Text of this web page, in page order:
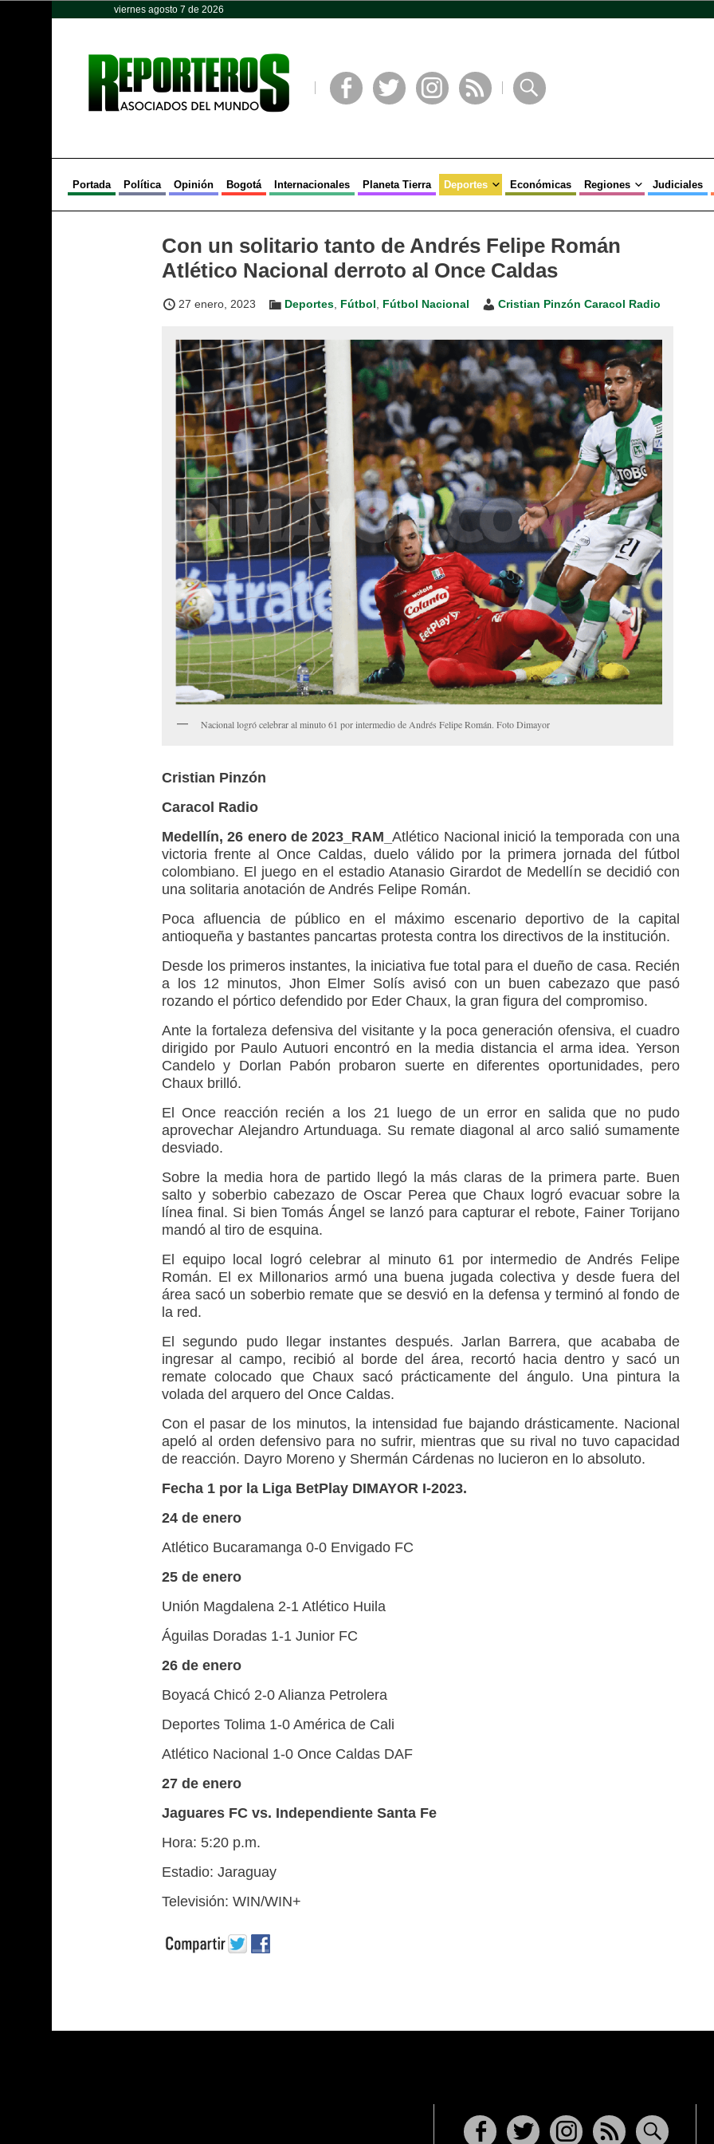
viernes agosto 7 de 2026
Portada Política Opinión Bogotá Internacionales Planeta Tierra Deportes Económicas Regiones Judiciales
Con un solitario tanto de Andrés Felipe Román
Atlético Nacional derroto al Once Caldas
27 enero, 2023 Deportes Fútbol Fútbol Nacional Cristian Pinzón Caracol Radio
Nacional logró celebrar al minuto 61 por intermedio de Andrés Felipe Román. Foto Dimayor
Cristian Pinzón
Caracol Radio
Medellín, 26 enero de 2023_RAM_Atlético Nacional inició la temporada con una
victoria frente al Once Caldas, duelo válido por la primera jornada del fútbol
colombiano. El juego en el estadio Atanasio Girardot de Medellín se decidió con
una solitaria anotación de Andrés Felipe Román.
Poca afluencia de público en el máximo escenario deportivo de la capital
antioqueña y bastantes pancartas protesta contra los directivos de la institución.
Desde los primeros instantes, la iniciativa fue total para el dueño de casa. Recién
a los 12 minutos, Jhon Elmer Solís avisó con un buen cabezazo que pasó
rozando el pórtico defendido por Eder Chaux, la gran figura del compromiso.
Ante la fortaleza defensiva del visitante y la poca generación ofensiva, el cuadro
dirigido por Paulo Autuori encontró en la media distancia el arma idea. Yerson
Candelo y Dorlan Pabón probaron suerte en diferentes oportunidades, pero
Chaux brilló.
El Once reacción recién a los 21 luego de un error en salida que no pudo
aprovechar Alejandro Artunduaga. Su remate diagonal al arco salió sumamente
desviado.
Sobre la media hora de partido llegó la más claras de la primera parte. Buen
salto y soberbio cabezazo de Oscar Perea que Chaux logró evacuar sobre la
línea final. Si bien Tomás Ángel se lanzó para capturar el rebote, Fainer Torijano
mandó al tiro de esquina.
El equipo local logró celebrar al minuto 61 por intermedio de Andrés Felipe
Román. El ex Millonarios armó una buena jugada colectiva y desde fuera del
área sacó un soberbio remate que se desvió en la defensa y terminó al fondo de
la red.
El segundo pudo llegar instantes después. Jarlan Barrera, que acababa de
ingresar al campo, recibió al borde del área, recortó hacia dentro y sacó un
remate colocado que Chaux sacó prácticamente del ángulo. Una pintura la
volada del arquero del Once Caldas.
Con el pasar de los minutos, la intensidad fue bajando drásticamente. Nacional
apeló al orden defensivo para no sufrir, mientras que su rival no tuvo capacidad
de reacción. Dayro Moreno y Shermán Cárdenas no lucieron en lo absoluto.
Fecha 1 por la Liga BetPlay DIMAYOR I-2023.
24 de enero
Atlético Bucaramanga 0-0 Envigado FC
25 de enero
Unión Magdalena 2-1 Atlético Huila
Águilas Doradas 1-1 Junior FC
26 de enero
Boyacá Chicó 2-0 Alianza Petrolera
Deportes Tolima 1-0 América de Cali
Atlético Nacional 1-0 Once Caldas DAF
27 de enero
Jaguares FC vs. Independiente Santa Fe
Hora: 5:20 p.m.
Estadio: Jaraguay
Televisión: WIN/WIN+
Opinión Política